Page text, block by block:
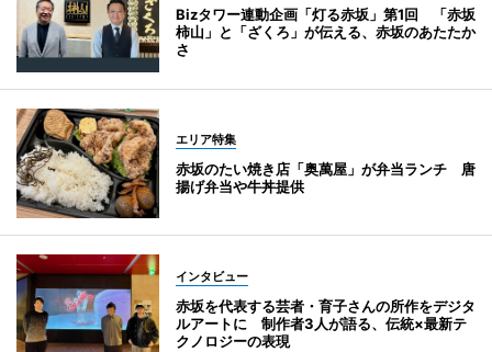
Bizタワー連動企画「灯る赤坂」第1回 「赤坂
柿山」と「ざくろ」が伝える、赤坂のあたたか
さ
エリア特集
赤坂のたい焼き店「奥萬屋」が弁当ランチ 唐
揚げ弁当や牛丼提供
インタビュー
赤坂を代表する芸者・育子さんの所作をデジタ
ルアートに 制作者3人が語る、伝統×最新テ
クノロジーの表現